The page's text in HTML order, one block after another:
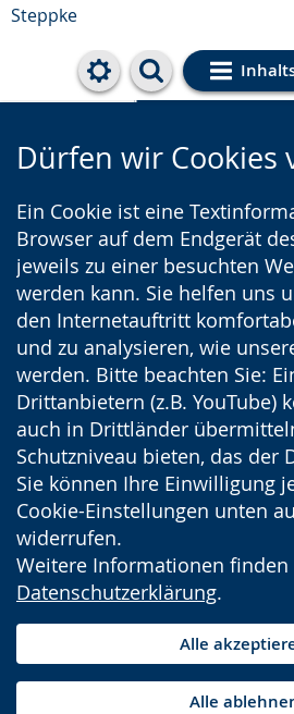
Steppke
Cookie-
Dürfen wir Cookies
Ein Cookie ist eine
Browser auf dem Endgerät
jeweils zu einer besuchten
werden kann. Sie helfen uns
den Internetauftritt
und zu analysieren, wie
werden. Bitte beachten Sie:
Drittanbietern (z.B. YouTube)
auch in Drittländer
Schutzniveau bieten, das der
Sie können Ihre Einwilligung
Cookie-Einstellungen unten
widerrufen.
Weitere Informationen finden
Datenschutzerklärung.
Alle
Alle